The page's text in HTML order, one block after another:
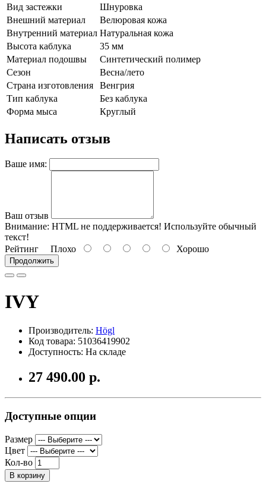
Вид застежки
Шнуровка
Внешний материал
Велюровая кожа
Внутренний материал Натуральная кожа
Высота каблука
35 мм
Материал подошвы
Синтетический полимер
Сезон
Весна/лето
Страна изготовления
Венгрия
Тип каблука
Без каблука
Форма мыса
Круглый
Написать отзыв
Ваше имя:
Ваш отзыв
Внимание: HTML не поддерживается! Используйте обычный
текст!
Рейтинг Плохо Хорошо
Продолжить
IVY
Производитель: Högl
Код товара: 51036419902
Доступность: На складе
27 490.00 р.
Доступные опции
Размер
Цвет
Кол-во
В корзину